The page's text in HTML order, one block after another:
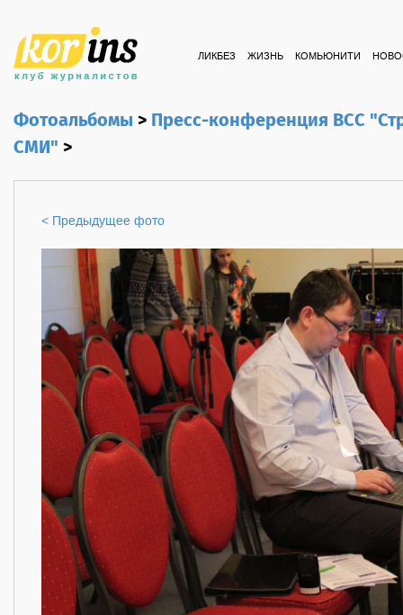
ЛИКБЕЗ ЖИЗНЬ КОМЬЮНИТИ
Фотоальбомы>Пресс-конференция ВСС
СМИ">
< Предыдущее фото